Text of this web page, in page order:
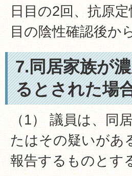
日目の2回、抗原
目の陰性確認後か
7.同居家族が
るとされた場
（1） 議員は、同
たはその疑いがあ
報告するものとす